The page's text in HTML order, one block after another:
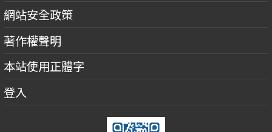
網站安全政策
著作權聲明
本站使用正體字
登入